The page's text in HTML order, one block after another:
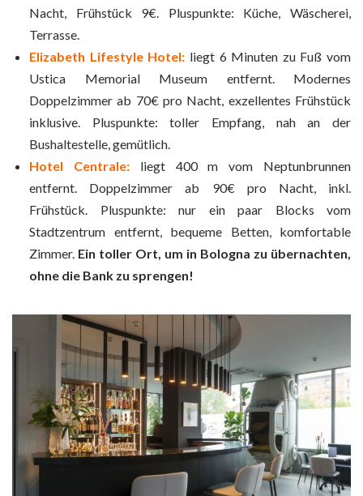
Nacht, Frühstück 9€. Pluspunkte: Küche, Wäscherei,
Terrasse.
Elizabeth Lifestyle Hotel: liegt 6 Minuten zu Fuß vom
Ustica Memorial Museum entfernt. Modernes
Doppelzimmer ab 70€ pro Nacht, exzellentes Frühstück
inklusive. Pluspunkte: toller Empfang, nah an der
Bushaltestelle, gemütlich.
Hotel Centrale:liegt 400 m vom Neptunbrunnen
entfernt. Doppelzimmer ab 90€ pro Nacht, inkl.
Frühstück. Pluspunkte: nur ein paar Blocks vom
Stadtzentrum entfernt, bequeme Betten, komfortable
Zimmer. Ein toller Ort, um in Bologna zu übernachten,
ohne die Bank zu sprengen!